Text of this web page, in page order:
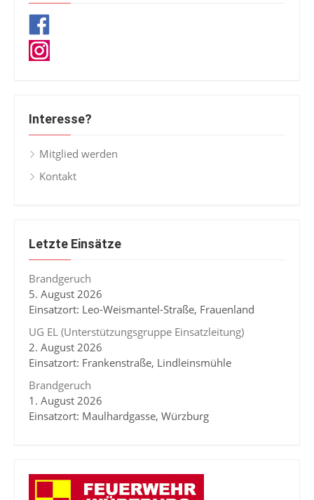
Interesse?
Mitglied werden
Kontakt
Letzte Einsätze
Brandgeruch
5. August 2026
Einsatzort: Leo-Weismantel-Straße, Frauenland
UG EL (Unterstützungsgruppe Einsatzleitung)
2. August 2026
Einsatzort: Frankenstraße, Lindleinsmühle
Brandgeruch
1. August 2026
Einsatzort: Maulhardgasse, Würzburg